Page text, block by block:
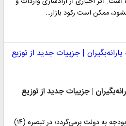
ممکن است رکود بازار…
| جزییات جدید از توزیع
ماجرای کالابرگ به الزام قانون بودجه به دولت برمی‌گردد؛ در تبصره (۱۴)